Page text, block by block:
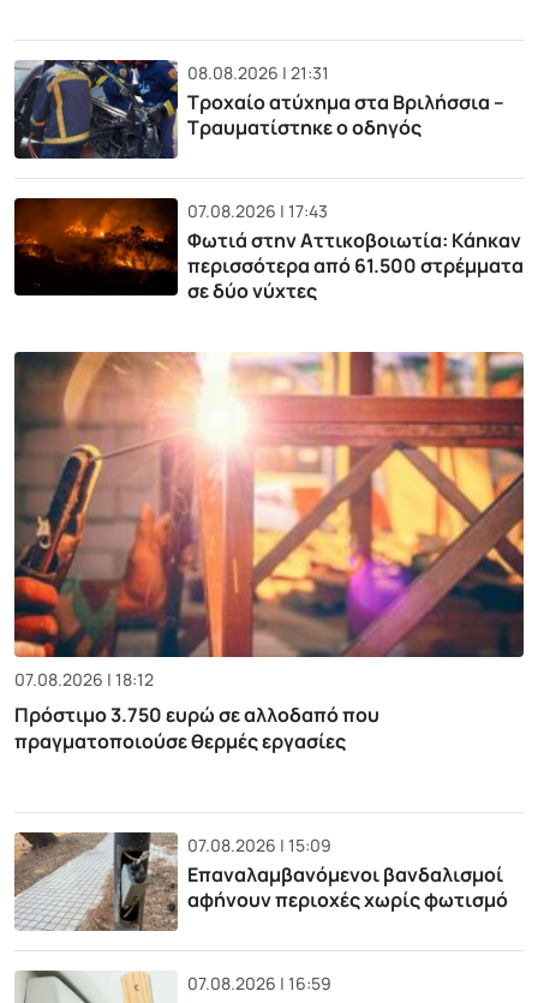
08.08.2026 | 21:31
Τροχαίο ατύχημα στα Βριλήσσια –
Τραυματίστηκε ο οδηγός
07.08.2026 | 17:43
Φωτιά στην Αττικοβοιωτία: Kάηκαν
περισσότερα από 61.500 στρέμματα
σε δύο νύχτες
07.08.2026 | 18:12
Πρόστιμο 3.750 ευρώ σε αλλοδαπό που
πραγματοποιούσε θερμές εργασίες
07.08.2026 | 15:09
Επαναλαμβανόμενοι βανδαλισμοί
αφήνουν περιοχές χωρίς φωτισμό
07.08.2026 | 16:59